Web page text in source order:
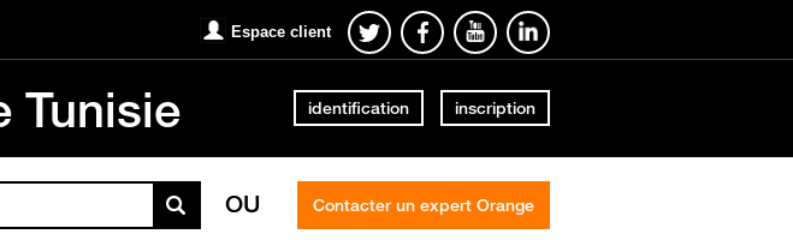
Espace client
Tunisie identification inscription
OU Contacter un expert Orange